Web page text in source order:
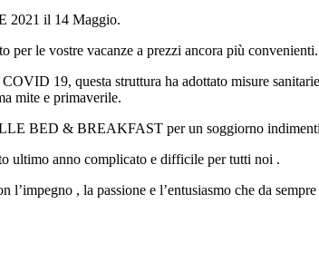
2021 il 14 Maggio.
le vostre vacanze a prezzi ancora più convenienti.
19, questa struttura ha adottato misure
mite e primaverile.
BED & BREAKFAST per un soggiorno
ultimo anno complicato e difficile per tutti noi .
, la passione e l’entusiasmo che da